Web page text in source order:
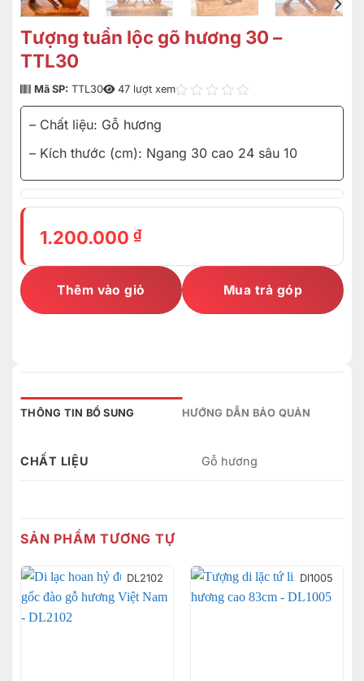
Tượng tuần lộc gõ hương 30 –
TTL30
Mã SP: TTL30 47 lượt xem
– Chất liệu: Gỗ hương
– Kích thước (cm): Ngang 30 cao 24 sâu 10
1.200.000 ₫
Thêm vào giỏ Mua trả góp
THÔNG TIN BỔ SUNG HƯỚNG DẪN BẢO QUẢN
CHẤT LIỆU Gỗ hương
SẢN PHẨM TƯƠNG TỰ
DL2102 Dl1005